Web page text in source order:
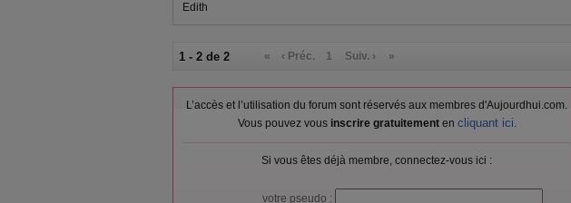
Edith
1 - 2 de 2 « ‹ Préc. 1 Suiv. › »
L’accès et l’utilisation du forum sont réservés aux membres d'Aujourdhui.com.
Vous pouvez vous inscrire gratuitementen cliquant ici.
Si vous êtes déjà membre, connectez-vous ici :
votre pseudo :